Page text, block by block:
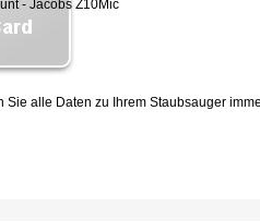
Sie alle Daten zu Ihrem Staubsauger